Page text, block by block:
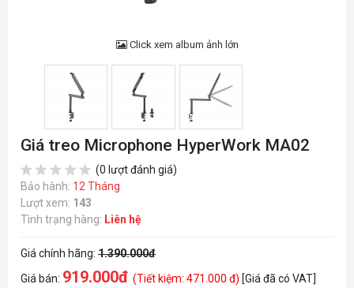
Click xem album ảnh lớn
Giá treo Microphone HyperWork MA02
(0 lượt đánh giá)
Bảo hành: 12 Tháng
Lượt xem: 143
Tình trạng hàng: Liên hệ
Giá chính hãng: 1.390.000đ
Giá bán: 919.000đ (Tiết kiệm: 471.000 đ) [Giá đã có VAT]